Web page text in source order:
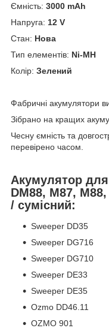
Ємність: 3000 mAh
Напруга: 12 V
Стан: Нова
Тип елементів: Ni-MH
Колір: Зелений
Фабричні акумулятори
Зібрано на кращих
Чесну ємність та
перевірено часом.
Акумулятор
DM88, M87,
/ сумісний:
Sweeper DD35
Sweeper DG716
Sweeper DG710
Sweeper DE33
Sweeper DE35
Ozmo DD46.11
OZMO 901